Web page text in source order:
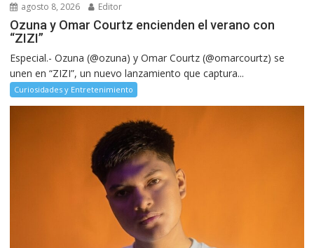
agosto 8, 2026 Editor
Ozuna y Omar Courtz encienden el verano con
“ZIZI”
Especial.- Ozuna (@ozuna) y Omar Courtz (@omarcourtz) se
unen en “ZIZI”, un nuevo lanzamiento que captura...
Curiosidades y Entretenimiento